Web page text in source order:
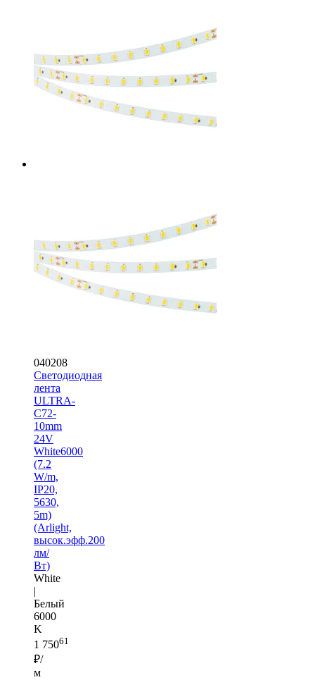
040208
Светодиодная
лента
ULTRA-
C72-
10mm
24V
White6000
(7.2
W/m,
IP20,
5630,
5m)
(Arlight,
высок.эфф.200
лм/
Вт)
White
|
Белый
6000
K
1 75061
₽/
м